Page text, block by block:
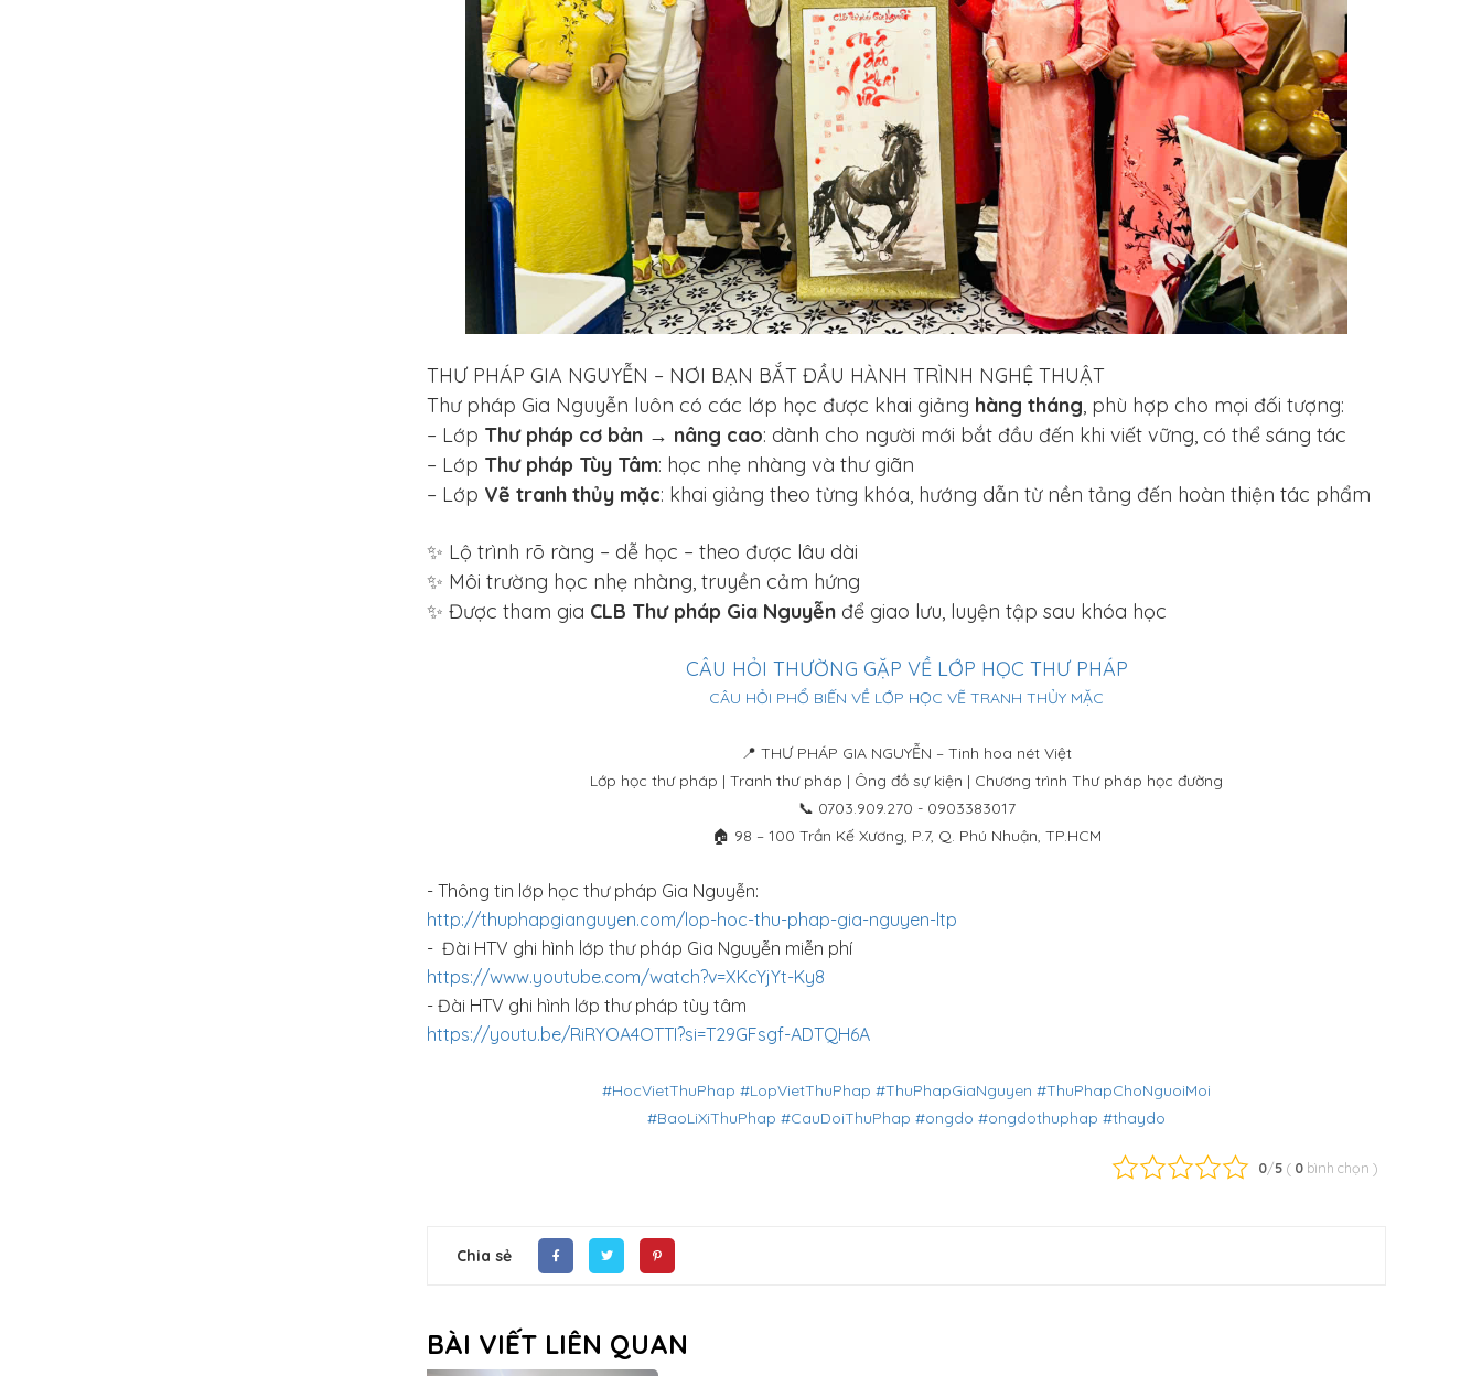
THƯ PHÁP GIA NGUYỄN – NƠI BẠN BẮT ĐẦU HÀNH TRÌNH NGHỆ THUẬT
Thư pháp Gia Nguyễn luôn có các lớp học được khai giảng hàng tháng, phù hợp cho mọi đối tượng:
– Lớp Thư pháp cơ bản → nâng cao: dành cho người mới bắt đầu đến khi viết vững, có thể sáng tác
– Lớp Thư pháp Tùy Tâm: học nhẹ nhàng và thư giãn
– Lớp Vẽ tranh thủy mặc: khai giảng theo từng khóa, hướng dẫn từ nền tảng đến hoàn thiện tác phẩm
✨ Lộ trình rõ ràng – dễ học – theo được lâu dài
✨ Môi trường học nhẹ nhàng, truyền cảm hứng
✨ Được tham gia CLB Thư pháp Gia Nguyễn để giao lưu, luyện tập sau khóa học
CÂU HỎI THƯỜNG GẶP VỀ LỚP HỌC THƯ PHÁP
CÂU HỎI PHỔ BIẾN VỀ LỚP HỌC VẼ TRANH THỦY MẶC
📍 THƯ PHÁP GIA NGUYỄN – Tinh hoa nét Việt
Lớp học thư pháp | Tranh thư pháp | Ông đồ sự kiện | Chương trình Thư pháp học đường
📞 0703.909.270 - 0903383017
🏠 98 – 100 Trần Kế Xương, P.7, Q. Phú Nhuận, TP.HCM
- Thông tin lớp học thư pháp Gia Nguyễn:
http://thuphapgianguyen.com/lop-hoc-thu-phap-gia-nguyen-ltp
- Đài HTV ghi hình lớp thư pháp Gia Nguyễn miễn phí
https://www.youtube.com/watch?v=XKcYjYt-Ky8
- Đài HTV ghi hình lớp thư pháp tùy tâm
https://youtu.be/RiRYOA4OTTI?si=T29GFsgf-ADTQH6A
#HocVietThuPhap #LopVietThuPhap #ThuPhapGiaNguyen #ThuPhapChoNguoiMoi
#BaoLiXiThuPhap #CauDoiThuPhap #ongdo #ongdothuphap #thaydo
0/5 ( 0 bình chọn )
Chia sẻ
BÀI VIẾT LIÊN QUAN